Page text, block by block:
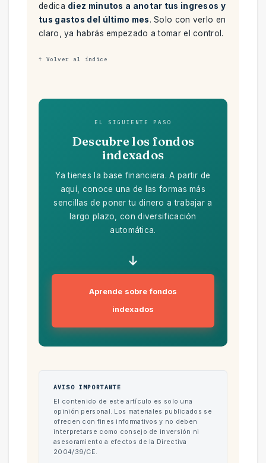
dedica diez minutos a anotar tus ingresos y
tus gastos del último mes. Solo con verlo en
claro, ya habrás empezado a tomar el control.
↑ Volver al índice
EL SIGUIENTE PASO
Descubre los fondos
indexados
Ya tienes la base financiera. A partir de
aquí, conoce una de las formas más
sencillas de poner tu dinero a trabajar a
largo plazo, con diversificación
automática.
Aprende sobre fondos
indexados
AVISO IMPORTANTE
El contenido de este artículo es solo una
opinión personal. Los materiales publicados se
ofrecen con fines informativos y no deben
interpretarse como consejo de inversión ni
asesoramiento a efectos de la Directiva
2004/39/CE.